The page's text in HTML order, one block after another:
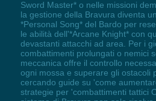
Sword Master* o nelle missioni
la gestione della Bravura diventa
*Personal Song* del Bardo per
le abilità dell'*Arcane Knight* con
devastanti attacchi ad area. Per i
combattimenti prolungati o nemici
meccanica offre il controllo
ogni mossa e superare gli ostacoli
cercando guide su 'come
strategie per 'combattimenti tattici